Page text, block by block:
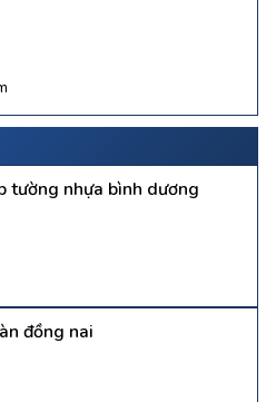
tường nhựa bình dương
đồng nai